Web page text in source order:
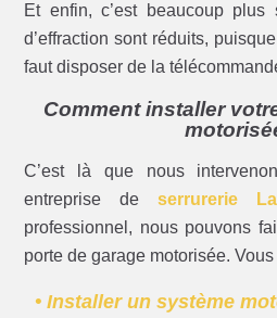
Et enfin, c’est beaucoup plus
d’effraction sont réduits,
faut disposer de la
Comment installer
C’est là que nous
entreprise de serrurerie
professionnel, nous pouvons
porte de garage motorisée.
• Installer un système